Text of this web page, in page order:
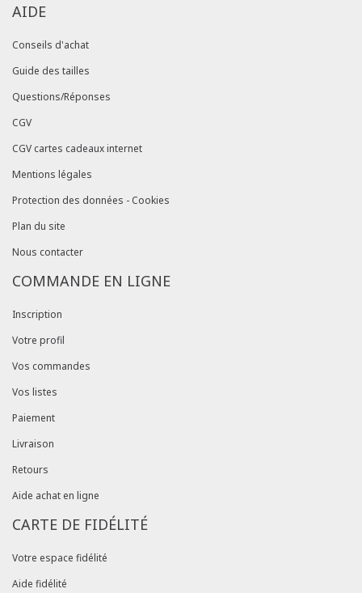
AIDE
Conseils d'achat
Guide des tailles
Questions/Réponses
CGV
CGV cartes cadeaux internet
Mentions légales
Protection des données - Cookies
Plan du site
Nous contacter
COMMANDE EN LIGNE
Inscription
Votre profil
Vos commandes
Vos listes
Paiement
Livraison
Retours
Aide achat en ligne
CARTE DE FIDÉLITÉ
Votre espace fidélité
Aide fidélité